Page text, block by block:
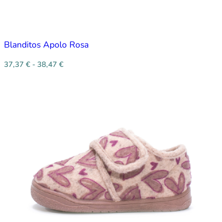
Blanditos Apolo Rosa
37,37 € - 38,47 €